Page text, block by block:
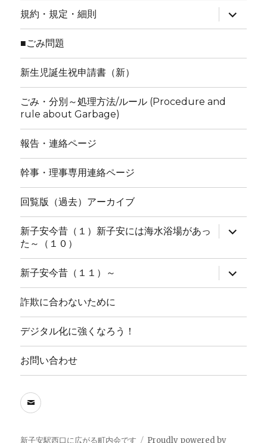
規約・規定・細則
ブ
メ
ー
開
■ごみ問題
新生児誕生祝申請書（新）
ごみ・分別～処理方法/ルール (Procedure and
rule about Garbage)
報告・連絡ページ
幹事・理事専用連絡ページ
回覧版（過去）アーカイブ
新子安今昔（１）新子安には海水浴場があっ
た～（１０）
ブ
ニ
ュ
を
新子安今昔（１１）～
ブ
メ
ー
開
詐欺に合わないために
デジタル化に強くなろう！
お問い合わせ
メ
ル
新子安駅西口に広がる町内会です Proudly powered by